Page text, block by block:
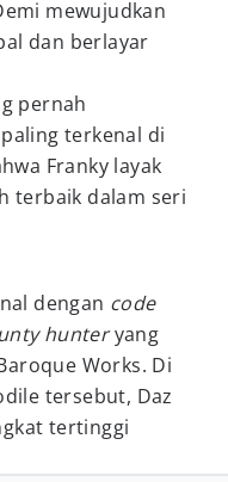
mewujudkan
dan berlayar
pernah
terkenal di
Franky layak
terbaik dalam seri
dengan code
hunteryang
Works. Di
tersebut, Daz
tertinggi